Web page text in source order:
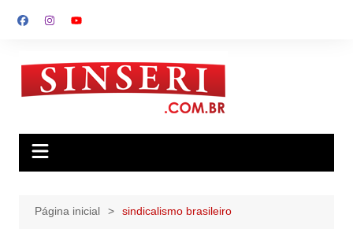
para
conteúdo
Página inicial sindicalismo brasileiro